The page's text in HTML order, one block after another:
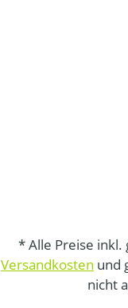
* Alle Preise
Versandkosten und
nicht